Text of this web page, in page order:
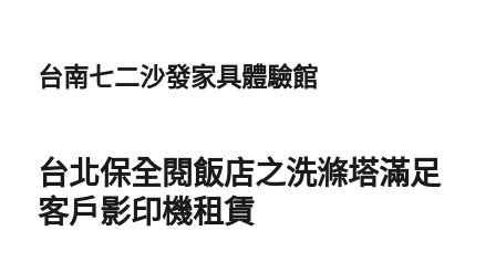
台南七二沙發家具體驗館
台北保全閱飯店之洗滌塔滿足
客戶影印機租賃